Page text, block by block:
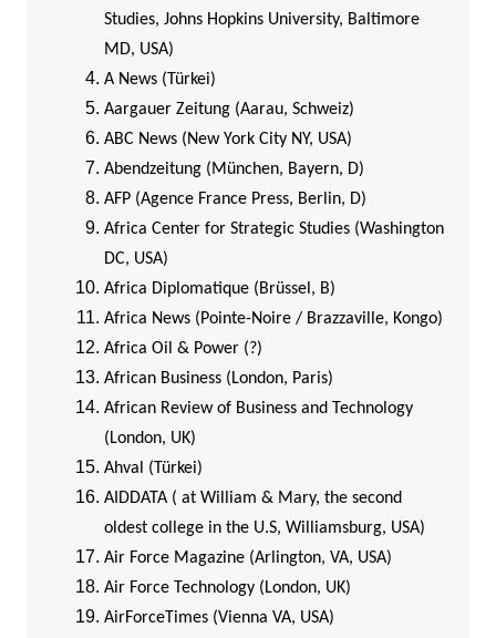
Studies, Johns Hopkins University, Baltimore
MD, USA)
A News (Türkei)
Aargauer Zeitung (Aarau, Schweiz)
ABC News (New York City NY, USA)
Abendzeitung (München, Bayern, D)
AFP (Agence France Press, Berlin, D)
Africa Center for Strategic Studies (Washington
DC, USA)
Africa Diplomatique (Brüssel, B)
Africa News (Pointe-Noire / Brazzaville, Kongo)
Africa Oil & Power (?)
African Business (London, Paris)
African Review of Business and Technology
(London, UK)
Ahval (Türkei)
AIDDATA ( at William & Mary, the second
oldest college in the U.S, Williamsburg, USA)
Air Force Magazine (Arlington, VA, USA)
Air Force Technology (London, UK)
AirForceTimes (Vienna VA, USA)